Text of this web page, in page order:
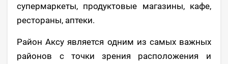
супермаркеты, продуктовые магазины, кафе,
рестораны, аптеки.
Район Аксу является одним из самых важных
районов с точки зрения расположения и